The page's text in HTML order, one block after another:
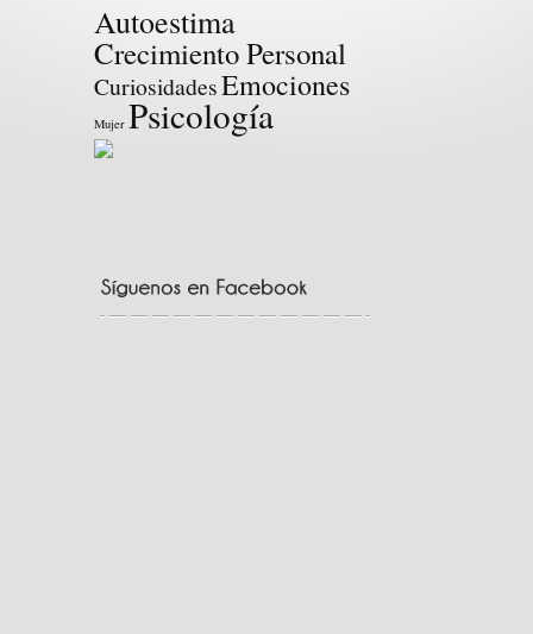
Autoestima
Crecimiento Personal
CuriosidadesEmociones
Mujer Psicología